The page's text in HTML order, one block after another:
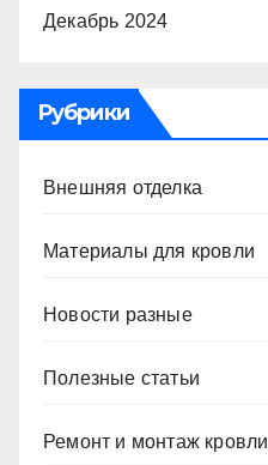
Декабрь 2024
Рубрики
Внешняя отделка
Материалы для кровли
Новости разные
Полезные статьи
Ремонт и монтаж кровли